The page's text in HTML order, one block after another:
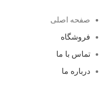
صفحه اصلی
فروشگاه
تماس با ما
درباره ما